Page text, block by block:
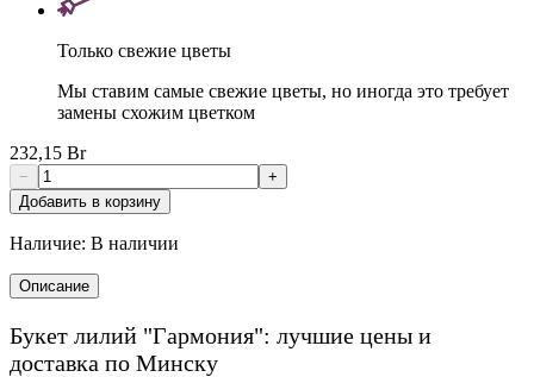
Только свежие цветы
Мы ставим самые свежие цветы, но иногда это требует
замены схожим цветком
232,15 Br
−
+
Добавить в корзину
Наличие: В наличии
Описание
Букет лилий "Гармония": лучшие цены и
доставка по Минску